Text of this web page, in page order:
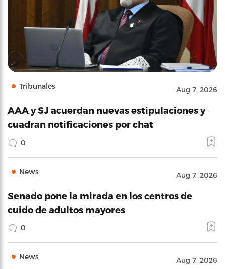
Tribunales Aug 7, 2026
AAA y SJ acuerdan nuevas estipulaciones y
cuadran notificaciones por chat
0
News Aug 7, 2026
Senado pone la mirada en los centros de
cuido de adultos mayores
0
News Aug 7, 2026